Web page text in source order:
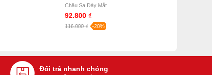
Châu Sa Đáy Mắt
92.800 ₫
116.000 ₫ -20%
Đổi trả nhanh chóng